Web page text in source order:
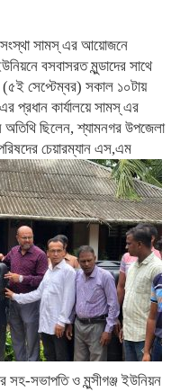
সংস্থা সামস্ এর আয়োজনে
বসবাসরত মুন্ডাদের সাথে
সেপ্টেম্বর) সকাল ১০টায়
প্রধান কার্যালয়ে সামস্ এর
অতিথি ছিলেন, শ্যামনগর উপজেলা
চেয়ারম্যান এস,এম
সহ-সভাপতি ও মুন্সীগঞ্জ ইউনিয়ন